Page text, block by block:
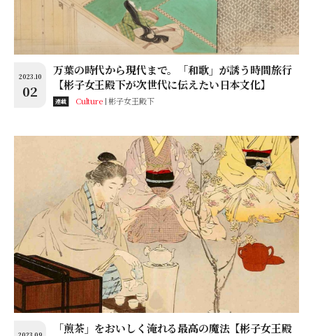
2023.10
02
万葉の時代から現代まで。「和歌」が誘う時間旅行
【彬子女王殿下が次世代に伝えたい日本文化】
連載 Culture 彬子女王殿下
「煎茶」をおいしく淹れる最高の魔法【彬子女王殿